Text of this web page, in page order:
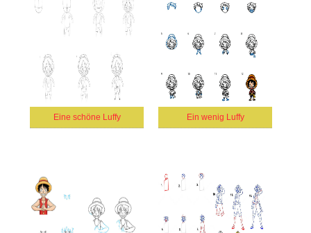
Eine schöne Luffy Ein wenig Luffy